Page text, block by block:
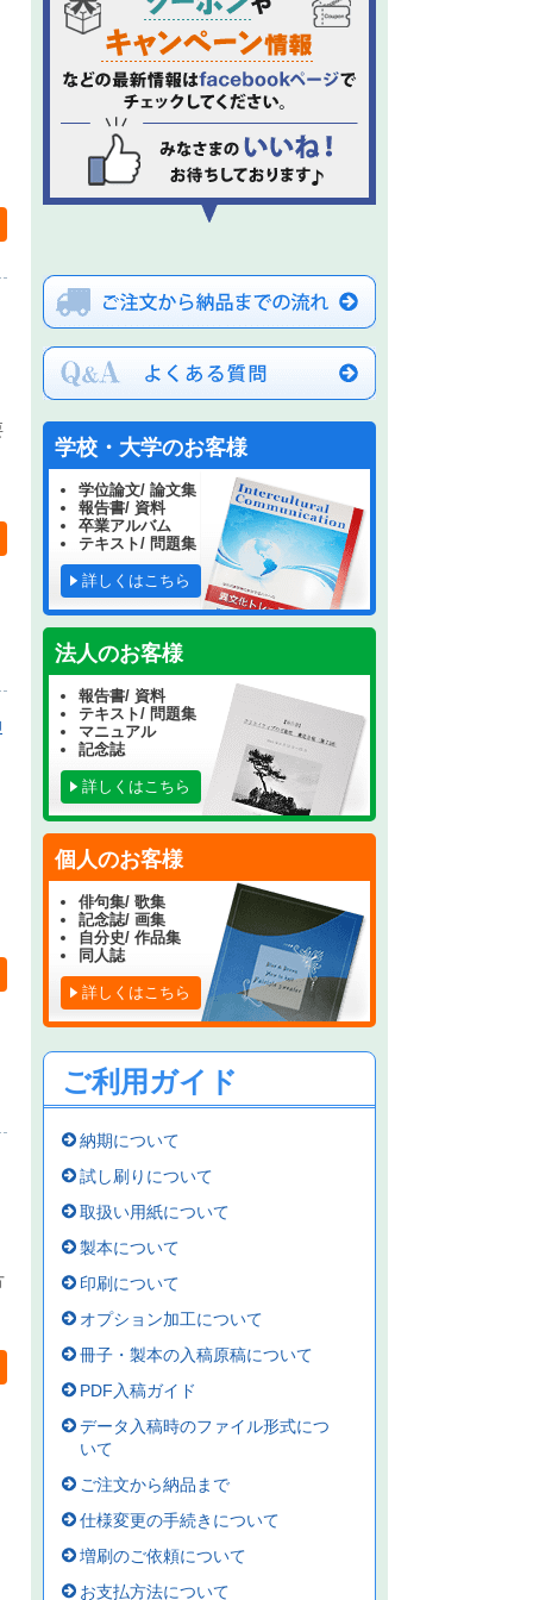
学校・大学のお客様
学位論文/ 論文集
報告書/ 資料
卒業アルバム
テキスト/ 問題集
詳しくはこちら
法人のお客様
報告書/ 資料
テキスト/ 問題集
マニュアル
記念誌
詳しくはこちら
個人のお客様
俳句集/ 歌集
記念誌/ 画集
自分史/ 作品集
同人誌
詳しくはこちら
ご利用ガイド
納期について
試し刷りについて
取扱い用紙について
製本について
印刷について
オプション加工について
冊子・製本の入稿原稿について
PDF入稿ガイド
データ入稿時のファイル形式につ
いて
ご注文から納品まで
仕様変更の手続きについて
増刷のご依頼について
お支払方法について